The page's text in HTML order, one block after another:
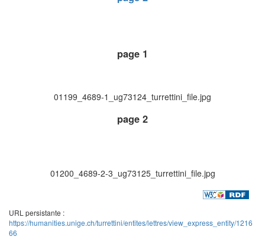
page 1
01199_4689-1_ug73124_turrettini_file.jpg
page 2
01200_4689-2-3_ug73125_turrettini_file.jpg
URL persistante :
https://humanities.unige.ch/turrettini/entites/lettres/view_express_entity/1216
66